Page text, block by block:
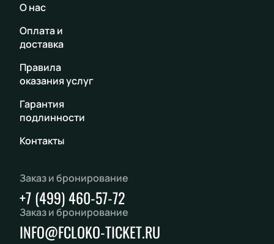
О нас
Оплата и
доставка
Правила
оказания услуг
Гарантия
подлинности
Контакты
Заказ и бронирование
+7 (499) 460-57-72
Заказ и бронирование
INFO@FCLOKO-TICKET.RU